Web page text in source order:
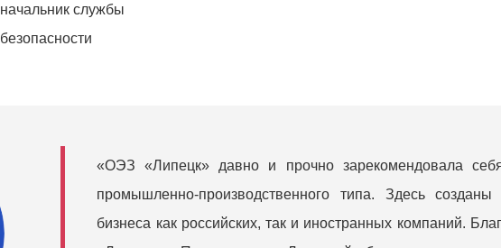
начальник службы
безопасности
«ОЭЗ «Липецк» давно и прочно зарекомендовала
промышленно-производственного типа. Здесь
бизнеса как российских, так и иностранных компаний.